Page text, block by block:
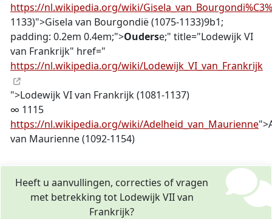
https://nl.wikipedia.org/wiki/
1133)">Gisela van Bourgondië (1075-1133)9b1;
padding: 0.2em 0.4em;">Ouderse;" title="Lodewijk VI
van Frankrijk" href="
https://nl.wikipedia.org/wiki/Lodewijk_VI_van_Frankrijk
">Lodewijk VI van Frankrijk (1081-1137)
∞ 1115
https://nl.wikipedia.org/wiki/Adelheid_van_Maurienne
van Maurienne (1092-1154)
Heeft u aanvullingen, correcties of vragen
met betrekking tot Lodewijk VII van
Frankrijk?